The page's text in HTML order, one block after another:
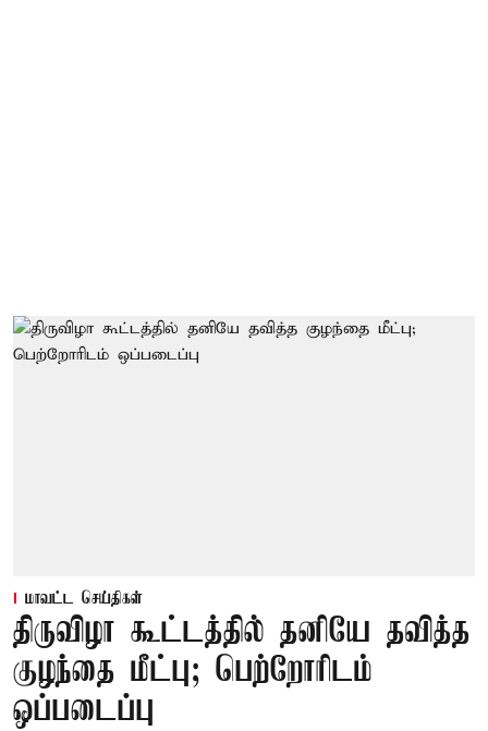
மாவட்ட செய்திகள்
திருவிழா கூட்டத்தில் தனியே தவித்த
குழந்தை மீட்பு; பெற்றோரிடம்
ஒப்படைப்பு